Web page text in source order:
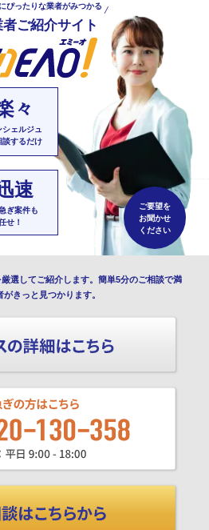
ぴったりな業者がみつかる
ご紹介サイト
々
シェルジュ
談するだけ
速
ぎ案件も
せ！
ご要望を
お聞かせ
ください
選してご紹介します。簡単5分のご相談で満
がきっと見つかります。